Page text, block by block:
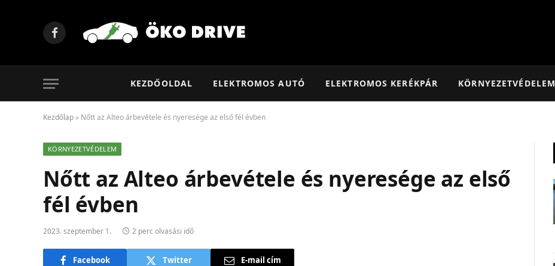
Facebook
KEZDŐOLDAL ELEKTROMOS AUTÓ ELEKTROMOS KERÉKPÁR KÖRNYEZETVÉDELEM
Kezdőlap » Nőtt az Alteo árbevétele és nyeresége az első fél évben
KÖRNYEZETVÉDELEM
Nőtt az Alteo árbevétele és nyeresége az első
fél évben
2023. szeptember 1. 2 perc olvasási idő
Facebook Twitter E-mail cím